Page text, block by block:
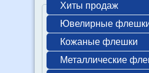
Хиты продаж
Ювелирные
Кожаные флешки
Металлические